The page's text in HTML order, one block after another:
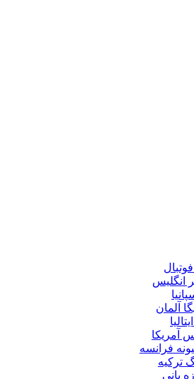
انگلیس
آلمان
آمریکا
فرانسه
ترکیه
بانی